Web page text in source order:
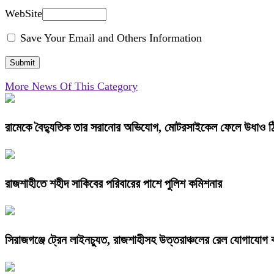
WebSite
Save Your Email and Others Information
More News Of This Category
রামেকে বৈদ্যুতিক তার সরানোর অভিযোগ, মোটরসাইকেল ফেলে উধাও
রাজশাহীতে শহীদ সাকিবের পরিবারের পাশে পুলিশ কমিশনার
সিরাজগঞ্জে ট্রেন লাইনচ্যুত, রাজশাহীসহ উত্তরাঞ্চলের রেল যোগাযোগ